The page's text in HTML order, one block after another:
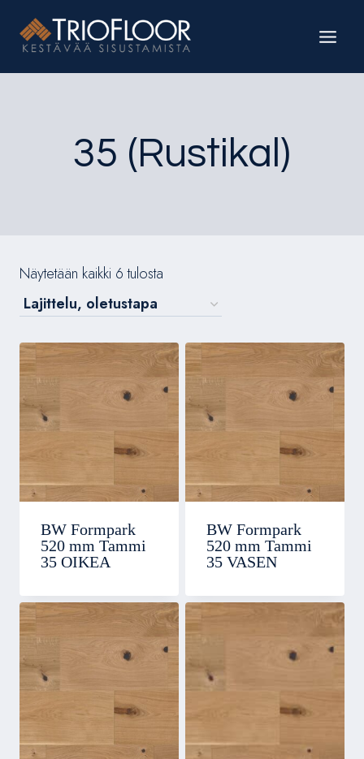
sisältöön
35 (Rustikal)
Näytetään kaikki 6 tulosta
BW Formpark
520 mm Tammi
35 OIKEA
BW Formpark
520 mm Tammi
35 VASEN